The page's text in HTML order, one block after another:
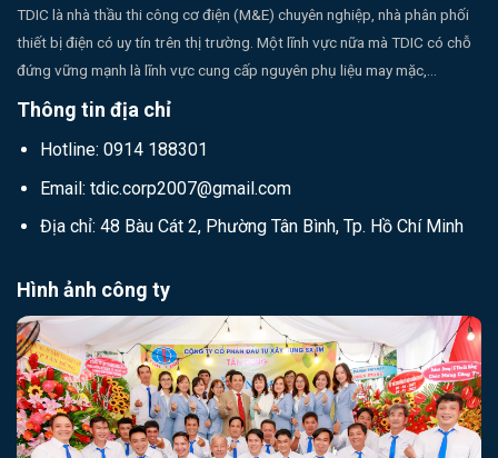
TDIC là nhà thầu thi công cơ điện (M&E) chuyên nghiệp, nhà phân phối
thiết bị điện có uy tín trên thị trường. Một lĩnh vực nữa mà TDIC có chỗ
đứng vững mạnh là lĩnh vực cung cấp nguyên phụ liệu may mặc,...
Thông tin địa chỉ
Hotline: 0914 188301
Email: tdic.corp2007@gmail.com
Địa chỉ: 48 Bàu Cát 2, Phường Tân Bình, Tp. Hồ Chí Minh
Hình ảnh công ty